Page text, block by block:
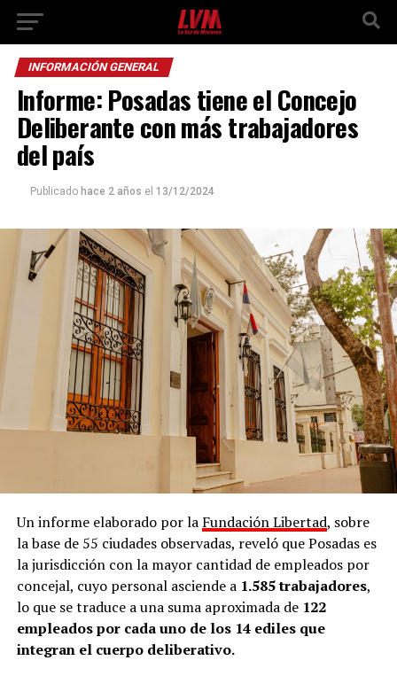
INFORMACIÓN GENERAL
Informe: Posadas tiene el Concejo
Deliberante con más trabajadores
del país
Publicado hace 2 años el 13/12/2024
Un informe elaborado por la Fundación Libertad, sobre
la base de 55 ciudades observadas, reveló que Posadas es
la jurisdicción con la mayor cantidad de empleados por
concejal, cuyo personal asciende a1.585 trabajadores,
lo que se traduce a una suma aproximada de 122
empleados por cada uno de los 14 ediles que
integran el cuerpo deliberativo.